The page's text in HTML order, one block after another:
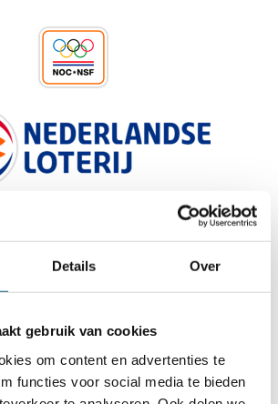
Details Over
gebruik van cookies
om content en advertenties te
functies voor social media te bieden